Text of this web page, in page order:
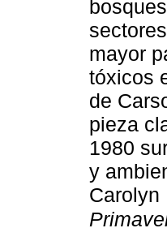
mayor
tóxicos
de
pieza
1980
y
Carolyn